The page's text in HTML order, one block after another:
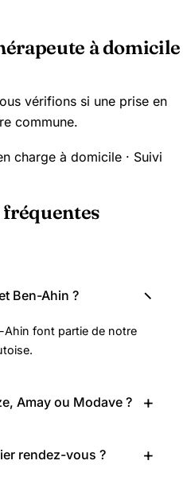
à domicile
vérifions si une prise en
commune.
charge à domicile · Suivi
Ben-Ahin ?
Ahin font partie de notre
Amay ou Modave ?
rendez-vous ?